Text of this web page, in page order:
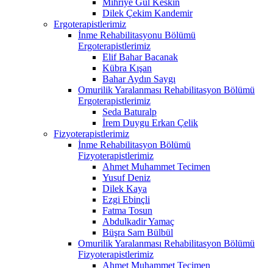
Dilek Çekim Kandemir
Ergoterapistlerimiz
İnme Rehabilitasyonu Bölümü
Ergoterapistlerimiz
Elif Bahar Bacanak
Kübra Kışan
Bahar Aydın Saygı
Omurilik Yaralanması Rehabilitasyon Bölümü
Ergoterapistlerimiz
Seda Baturalp
İrem Duygu Erkan Çelik
Fizyoterapistlerimiz
İnme Rehabilitasyon Bölümü
Fizyoterapistlerimiz
Ahmet Muhammet Tecimen
Yusuf Deniz
Dilek Kaya
Ezgi Ebinçli
Fatma Tosun
Abdulkadir Yamaç
Büşra Sam Bülbül
Omurilik Yaralanması Rehabilitasyon Bölümü
Fizyoterapistlerimiz
Ahmet Muhammet Tecimen